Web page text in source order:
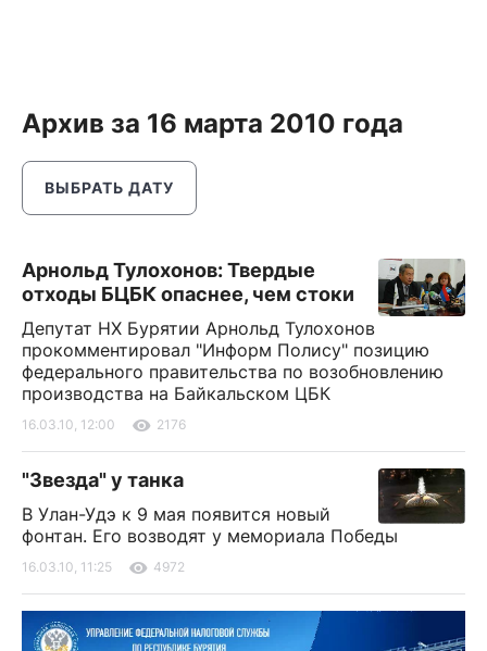
Архив за 16 марта 2010 года
ВЫБРАТЬ ДАТУ
Арнольд Тулохонов: Твердые
отходы БЦБК опаснее, чем стоки
Депутат НХ Бурятии Арнольд Тулохонов
прокомментировал "Информ Полису" позицию
федерального правительства по возобновлению
производства на Байкальском ЦБК
16.03.10, 12:00 2176
"Звезда" у танка
В Улан-Удэ к 9 мая появится новый
фонтан. Его возводят у мемориала Победы
16.03.10, 11:25 4972